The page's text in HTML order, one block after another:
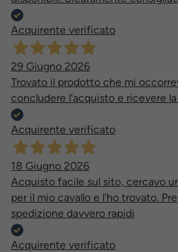
Acquirente verificato
29 Giugno 2026
Trovato il prodotto che mi
concludere l'acquisto e ricevere la
Acquirente verificato
18 Giugno 2026
Acquisto facile sul sito, cercavo
per il mio cavallo e l'ho trovato.
spedizione davvero rapidi
Acquirente verificato